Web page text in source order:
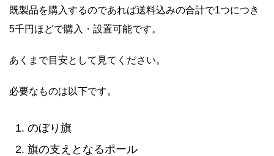
既製品を購入するのであれば送料込みの合計で1つにつき
5千円ほどで購入・設置可能です。
あくまで目安として見てください。
必要なものは以下です。
のぼり旗
旗の支えとなるポール